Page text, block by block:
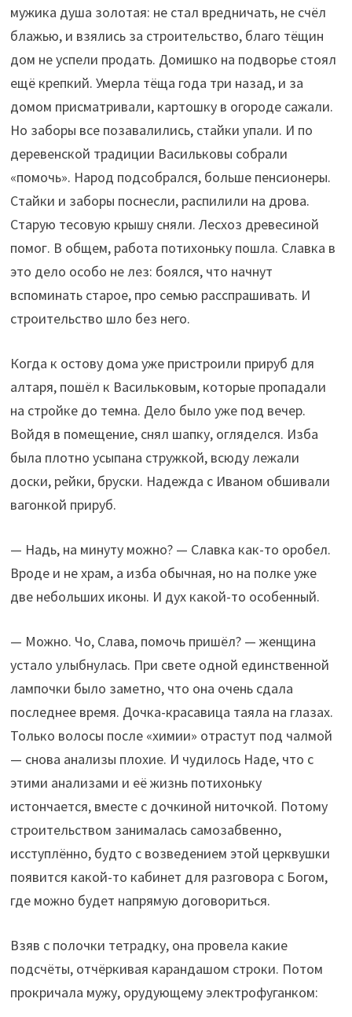
мужика душа золотая: не стал вредничать, не счёл
блажью, и взялись за строительство, благо тёщин
дом не успели продать. Домишко на подворье стоял
ещё крепкий. Умерла тёща года три назад, и за
домом присматривали, картошку в огороде сажали.
Но заборы все позавалились, стайки упали. И по
деревенской традиции Васильковы собрали
«помочь». Народ подсобрался, больше пенсионеры.
Стайки и заборы поснесли, распилили на дрова.
Старую тесовую крышу сняли. Лесхоз древесиной
помог. В общем, работа потихоньку пошла. Славка в
это дело особо не лез: боялся, что начнут
вспоминать старое, про семью расспрашивать. И
строительство шло без него.
Когда к остову дома уже пристроили прируб для
алтаря, пошёл к Васильковым, которые пропадали
на стройке до темна. Дело было уже под вечер.
Войдя в помещение, снял шапку, огляделся. Изба
была плотно усыпана стружкой, всюду лежали
доски, рейки, бруски. Надежда с Иваном обшивали
вагонкой прируб.
— Надь, на минуту можно? — Славка как-то оробел.
Вроде и не храм, а изба обычная, но на полке уже
две небольших иконы. И дух какой-то особенный.
— Можно. Чо, Слава, помочь пришёл? — женщина
устало улыбнулась. При свете одной единственной
лампочки было заметно, что она очень сдала
последнее время. Дочка-красавица таяла на глазах.
Только волосы после «химии» отрастут под чалмой
— снова анализы плохие. И чудилось Наде, что с
этими анализами и её жизнь потихоньку
истончается, вместе с дочкиной ниточкой. Потому
строительством занималась самозабвенно,
исступлённо, будто с возведением этой церквушки
появится какой-то кабинет для разговора с Богом,
где можно будет напрямую договориться.
Взяв с полочки тетрадку, она провела какие
подсчёты, отчёркивая карандашом строки. Потом
прокричала мужу, орудующему электрофуганком: